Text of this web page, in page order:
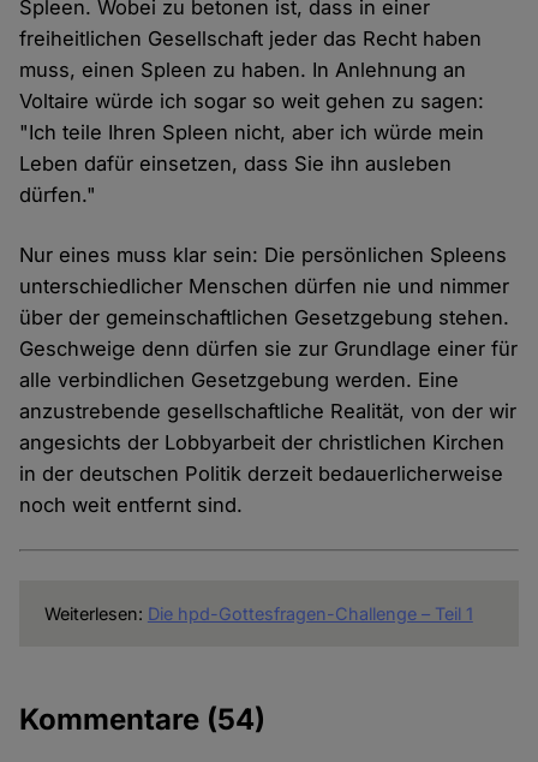
Spleen. Wobei zu betonen ist, dass in einer
freiheitlichen Gesellschaft jeder das Recht haben
muss, einen Spleen zu haben. In Anlehnung an
Voltaire würde ich sogar so weit gehen zu sagen:
"Ich teile Ihren Spleen nicht, aber ich würde mein
Leben dafür einsetzen, dass Sie ihn ausleben
dürfen."
Nur eines muss klar sein: Die persönlichen Spleens
unterschiedlicher Menschen dürfen nie und nimmer
über der gemeinschaftlichen Gesetzgebung stehen.
Geschweige denn dürfen sie zur Grundlage einer für
alle verbindlichen Gesetzgebung werden. Eine
anzustrebende gesellschaftliche Realität, von der wir
angesichts der Lobbyarbeit der christlichen Kirchen
in der deutschen Politik derzeit bedauerlicherweise
noch weit entfernt sind.
Weiterlesen: Die hpd-Gottesfragen-Challenge – Teil 1
Kommentare (54)